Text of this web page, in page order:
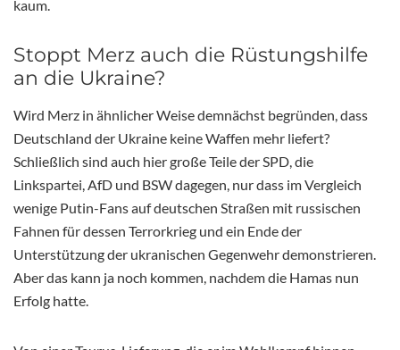
kaum.
Stoppt Merz auch die Rüstungshilfe
an die Ukraine?
Wird Merz in ähnlicher Weise demnächst begründen, dass
Deutschland der Ukraine keine Waffen mehr liefert?
Schließlich sind auch hier große Teile der SPD, die
Linkspartei, AfD und BSW dagegen, nur dass im Vergleich
wenige Putin-Fans auf deutschen Straßen mit russischen
Fahnen für dessen Terrorkrieg und ein Ende der
Unterstützung der ukranischen Gegenwehr demonstrieren.
Aber das kann ja noch kommen, nachdem die Hamas nun
Erfolg hatte.